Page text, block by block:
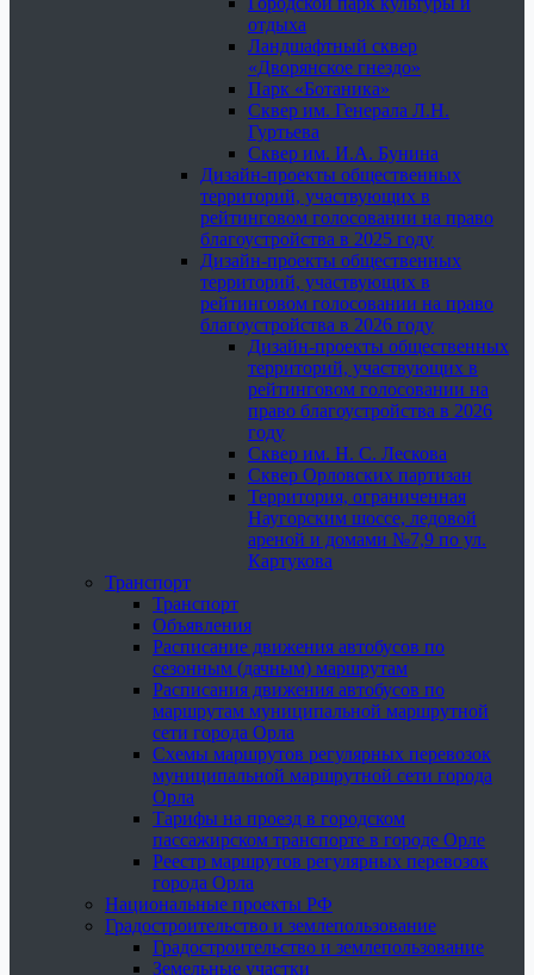
отдыха
Ландшафтный сквер
«Дворянское гнездо»
Парк «Ботаника»
Сквер им. Генерала Л.Н.
Гуртьева
Сквер им. И.А. Бунина
Дизайн-проекты общественных
территорий, участвующих в
рейтинговом голосовании на право
благоустройства в 2025 году
Дизайн-проекты общественных
территорий, участвующих в
рейтинговом голосовании на право
благоустройства в 2026 году
Дизайн-проекты общественных
территорий, участвующих в
рейтинговом голосовании на
право благоустройства в 2026
году
Сквер им. Н. С. Лескова
Сквер Орловских партизан
Территория, ограниченная
Наугорским шоссе, ледовой
ареной и домами №7,9 по ул.
Картукова
Транспорт
Транспорт
Объявления
Расписание движения автобусов по
сезонным (дачным) маршрутам
Расписания движения автобусов по
маршрутам муниципальной маршрутной
сети города Орла
Схемы маршрутов регулярных перевозок
муниципальной маршрутной сети города
Орла
Тарифы на проезд в городском
пассажирском транспорте в городе Орле
Реестр маршрутов регулярных перевозок
города Орла
Национальные проекты РФ
Градостроительство и землепользование
Градостроительство и землепользование
Земельные участки